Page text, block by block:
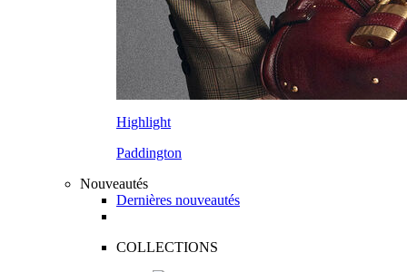
Highlight
Paddington
Nouveautés
Dernières nouveautés
COLLECTIONS